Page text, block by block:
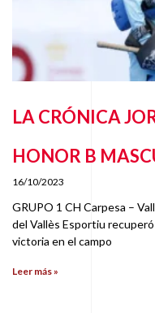
LA CRÓNICA
HONOR B
16/10/2023
GRUPO 1 CH Carpesa –
del Vallès Esportiu
victoria en el campo
Leer más »